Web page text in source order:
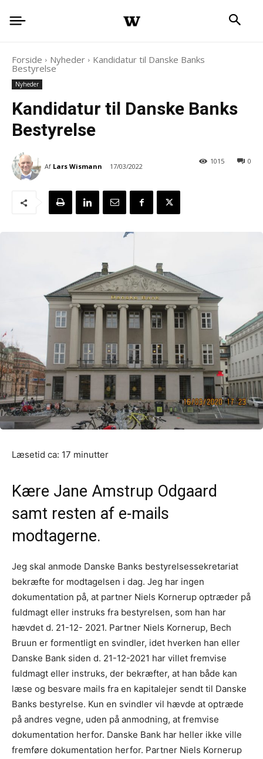
Forside Nyheder Kandidatur til Danske Banks
Bestyrelse
Nyheder
Kandidatur til Danske Banks
Bestyrelse
Af Lars Wismann 17/03/2022
0
1015
Kære Jane Amstrup Odgaard
samt resten af e-mails
modtagerne.
Jeg skal anmode Danske Banks bestyrelsessekretariat
bekræfte for modtagelsen i dag. Jeg har ingen
dokumentation på, at partner Niels Kornerup optræder på
fuldmagt eller instruks fra bestyrelsen, som han har
hævdet d. 21-12- 2021. Partner Niels Kornerup, Bech
Bruun er formentligt en svindler, idet hverken han eller
Danske Bank siden d. 21-12-2021 har villet fremvise
fuldmagt eller instruks, der bekræfter, at han både kan
læse og besvare mails fra en kapitalejer sendt til Danske
Banks bestyrelse. Kun en svindler vil hævde at optræde
på andres vegne, uden på anmodning, at fremvise
dokumentation herfor. Danske Bank har heller ikke ville
fremføre dokumentation herfor. Partner Niels Kornerup